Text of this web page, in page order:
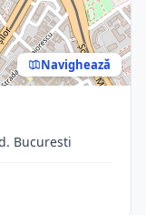
Navighează
Bucuresti